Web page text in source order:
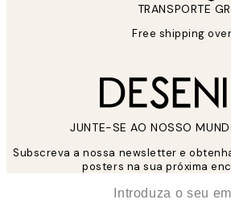
TRANSPORTE
Free shipping
JUNTE-SE AO NOSSO
Subscreva a nossa newsletter e
posters na sua próxima